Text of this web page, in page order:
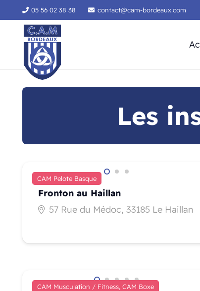
05 56 02 38 38 contact@cam-bordeaux.com
Les
CAM Pelote Basque
Fronton au Haillan
57 Rue du Médoc, 33185 Le Haillan
CAM Musculation / Fitness, CAM Boxe